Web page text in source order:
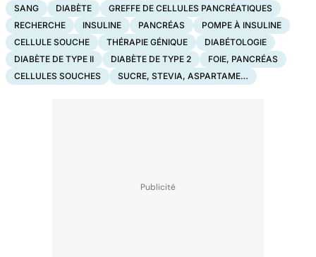
SANG DIABÈTE
GREFFE DE CELLULES PANCRÉATIQUES
RECHERCHE
INSULINE PANCRÉAS
POMPE À INSULINE
CELLULE SOUCHE
THÉRAPIE GÉNIQUE
DIABÉTOLOGIE
DIABÈTE DE TYPE II
DIABÈTE DE TYPE 2
FOIE, PANCRÉAS
CELLULES SOUCHES
SUCRE, STEVIA, ASPARTAME…